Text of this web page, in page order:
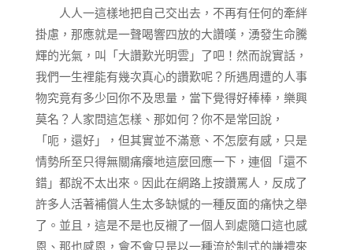
人人一這樣地把自己交出去，不再有任何的牽絆
掛慮，那應就是一聲喝響四放的大讚嘆，湧發生命騰
輝的光氣，叫「大讚歎光明雲」了吧！然而說實話，
我們一生裡能有幾次真心的讚歎呢？所遇周遭的人事
物究竟有多少回你不及思量，當下覺得好棒棒，樂興
莫名？人家問這怎樣、那如何？你不是常回說，
「呃，還好」，但其實並不滿意、不怎麼有感，只是
情勢所至只得無關痛癢地這麼回應一下，連個「還不
錯」都說不太出來。因此在網路上按讚罵人，反成了
許多人活著補償人生太多缺憾的一種反面的痛快之舉
了。並且，這是不是也反襯了一個人到處隨口這也感
恩、那也感恩，會不會只是以一種流於制式的謙禮來